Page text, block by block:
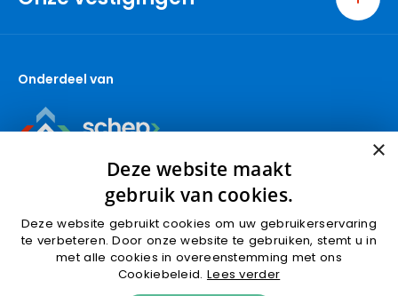
Excellent
Nieuwbouw
Over ons
Contact
Berkel en Rodenrijs
Den Haag
Gouda
Gouda (Bedrijfsmakelaars)
Krimpen aan den IJssel
Pijnacker
Ridderkerk
Onderdeel van
Algemene voorwaarden
Privacyverklaring
×
Deze website maakt
gebruik van cookies.
Deze website gebruikt cookies om uw gebruikerservaring
te verbeteren. Door onze website te gebruiken, stemt u in
met alle cookies in overeenstemming met ons
Cookiebeleid. Lees verder